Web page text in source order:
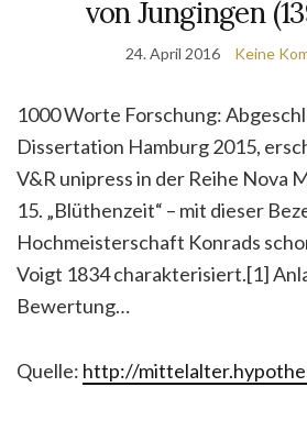
von Jungingen
24. April 2016 Keine
1000 Worte Forschung:
Dissertation Hamburg 2015,
V&R unipress in der Reihe Nova
15. „Blüthenzeit“ – mit dieser
Hochmeisterschaft Konrads
Voigt 1834 charakterisiert.[1]
Bewertung…
Quelle: http://